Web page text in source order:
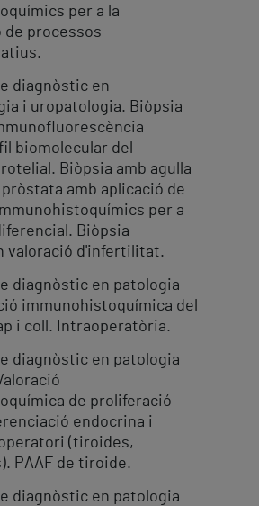
per a la
de processos
diagnòstic en
i uropatologia. Biòpsia
biomolecular del
Biòpsia amb agulla
amb aplicació de
per a
Biòpsia
valoració d'infertilitat.
diagnòstic en patologia
immunohistoquímica del
i coll. Intraoperatòria.
diagnòstic en patologia
de proliferació
endocrina i
(tiroides,
PAAF de tiroide.
diagnòstic en patologia